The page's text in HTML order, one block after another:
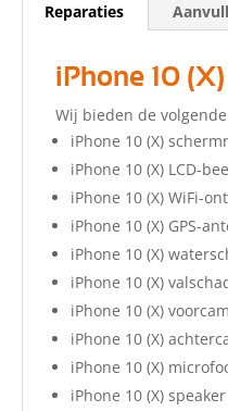
Reparaties
iPhone 10
Wij bieden de
iPhone 10 (X)
iPhone 10 (X) LCD-
iPhone 10 (X) WiFi-
iPhone 10 (X) GPS-
iPhone 10 (X)
iPhone 10 (X)
iPhone 10 (X)
iPhone 10 (X)
iPhone 10 (X)
iPhone 10 (X) speaker